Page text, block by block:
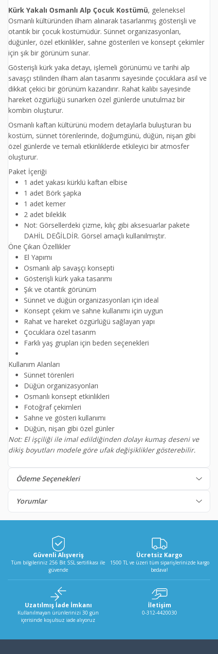
Kürk Yakalı Osmanlı Alp Çocuk Kostümü, geleneksel
Osmanlı kültüründen ilham alınarak tasarlanmış gösterişli ve
otantik bir çocuk kostümüdür. Sünnet organizasyonları,
düğünler, özel etkinlikler, sahne gösterileri ve konsept çekimler
için şık bir görünüm sunar.
Gösterişli kürk yaka detayı, işlemeli görünümü ve tarihi alp
savaşçı stilinden ilham alan tasarımı sayesinde çocuklara asil ve
dikkat çekici bir görünüm kazandırır. Rahat kalıbı sayesinde
hareket özgürlüğü sunarken özel günlerde unutulmaz bir
kombin oluşturur.
Osmanlı kaftan kültürünü modern detaylarla buluşturan bu
kostüm, sünnet törenlerinde, doğumgünü, düğün, nişan gibi
özel günlerde ve temalı etkinliklerde etkileyici bir atmosfer
oluşturur.
Paket İçeriği
1 adet yakası kürklü kaftan elbise
1 adet Börk şapka
1 adet kemer
2 adet bileklik
Not: Görsellerdeki çizme, kılıç gibi aksesuarlar pakete
DAHİL DEĞİLDİR. Görsel amaçlı kullanılmıştır.
Öne Çıkan Özellikler
El Yapımı
Osmanlı alp savaşçı konsepti
Gösterişli kürk yaka tasarımı
Şık ve otantik görünüm
Sünnet ve düğün organizasyonları için ideal
Konsept çekim ve sahne kullanımı için uygun
Rahat ve hareket özgürlüğü sağlayan yapı
Çocuklara özel tasarım
Farklı yaş grupları için beden seçenekleri
Kullanım Alanları
Sünnet törenleri
Düğün organizasyonları
Osmanlı konsept etkinlikleri
Fotoğraf çekimleri
Sahne ve gösteri kullanımı
Düğün, nişan gibi özel günler
Not: El işçiliği ile imal edildiğinden dolayı kumaş deseni ve
dikiş boyutları modele göre ufak değişiklikler gösterebilir.
Ödeme Seçenekleri
Yorumlar
Güvenli Alışveriş
Tüm bilgileriniz 256 Bit SSL sertifikası ile
güvende
Ücretsiz Kargo
1500 TL ve üzeri tüm siparişlerinizde kargo
bedava!
Uzatılmış İade İmkanı
Kullanılmayan ürünlerinizi 30 gün
içerisinde koşulsuz iade alıyoruz
İletişim
0-312-4420030